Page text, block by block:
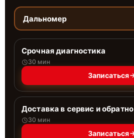
Дальномер
Срочная диагностика
30 мин
Записаться
Доставка в сервис и обратно
30 мин
Записаться